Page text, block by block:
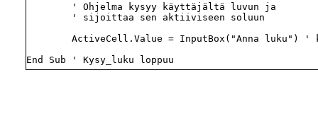
        ' Ohjelma kysyy käyttäjältä luvun ja
        ' sijoittaa sen aktiiviseen soluun
ActiveCell.Value = InputBox("Anna luku") '